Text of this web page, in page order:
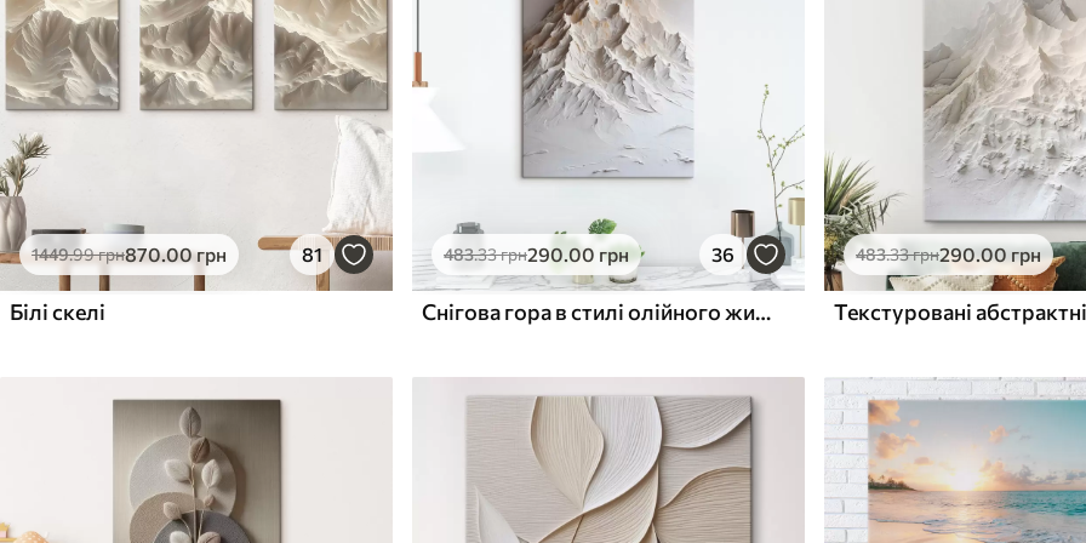
✗
Поверхня з текстурою
полотна
✗Екологічний матеріал
✓
Поверхня з текстурою
полотна
✗Екологічний матеріал
✓полотна
✓Екологічний матеріал
1449.99грн870.00грн 81
Білі скелі
483.33грн290.00 грн 36
Снігова гора в стилі олійного живопису
483.33грн290.00 грн